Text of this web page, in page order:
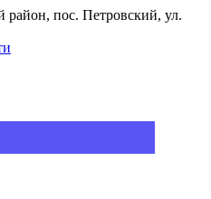
район, пос. Петровский, ул.